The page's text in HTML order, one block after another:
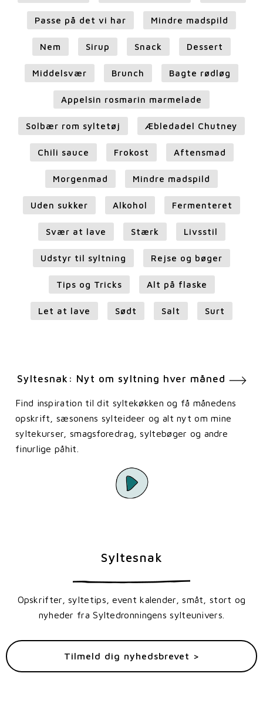
Passe på det vi har Mindre madspild
Nem Sirup Snack Dessert
Middelsvær Brunch Bagte rødløg
Appelsin rosmarin marmelade
Solbær rom syltetøj Æbledadel Chutney
Chili sauce Frokost Aftensmad
Morgenmad Mindre madspild
Uden sukker Alkohol Fermenteret
Svær at lave Stærk Livsstil
Udstyr til syltning Rejse og bøger
Tips og Tricks Alt på flaske
Let at lave Sødt Salt Surt
Syltesnak: Nyt om syltning hver måned
Find inspiration til dit syltekøkken og få månedens
opskrift, sæsonens sylteideer og alt nyt om mine
syltekurser, smagsforedrag, syltebøger og andre
finurlige påhit.
Syltesnak
Opskrifter, syltetips, event kalender, småt, stort og
nyheder fra Syltedronningens sylteunivers.
Tilmeld dig nyhedsbrevet >